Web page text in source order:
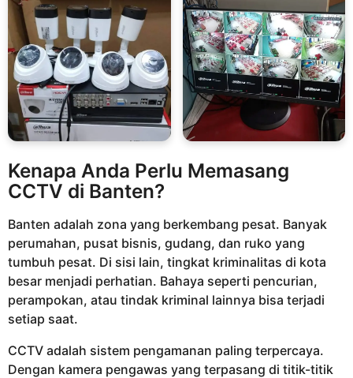
Kenapa Anda Perlu Memasang
CCTV di Banten?
Banten adalah zona yang berkembang pesat. Banyak
perumahan, pusat bisnis, gudang, dan ruko yang
tumbuh pesat. Di sisi lain, tingkat kriminalitas di kota
besar menjadi perhatian. Bahaya seperti pencurian,
perampokan, atau tindak kriminal lainnya bisa terjadi
setiap saat.
CCTV adalah sistem pengamanan paling terpercaya.
Dengan kamera pengawas yang terpasang di titik-titik